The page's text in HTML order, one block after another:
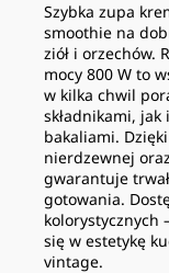
Szybka zupa
smoothie na
ziół i orzechów.
mocy 800 W to
w kilka chwil
składnikami,
bakaliami.
nierdzewnej
gwarantuje
gotowania.
kolorystycznych
się w estetykę
vintage.